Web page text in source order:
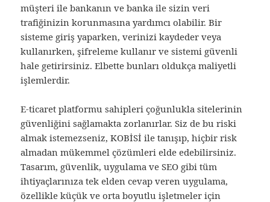
müşteri ile bankanın ve banka ile sizin veri
trafiğinizin korunmasına yardımcı olabilir. Bir
sisteme giriş yaparken, verinizi kaydeder veya
kullanırken, şifreleme kullanır ve sistemi güvenli
hale getirirsiniz. Elbette bunları oldukça maliyetli
işlemlerdir.
E-ticaret platformu sahipleri çoğunlukla sitelerinin
güvenliğini sağlamakta zorlanırlar. Siz de bu riski
almak istemezseniz, KOBİSİ ile tanışıp, hiçbir risk
almadan mükemmel çözümleri elde edebilirsiniz.
Tasarım, güvenlik, uygulama ve SEO gibi tüm
ihtiyaçlarınıza tek elden cevap veren uygulama,
özellikle küçük ve orta boyutlu işletmeler için